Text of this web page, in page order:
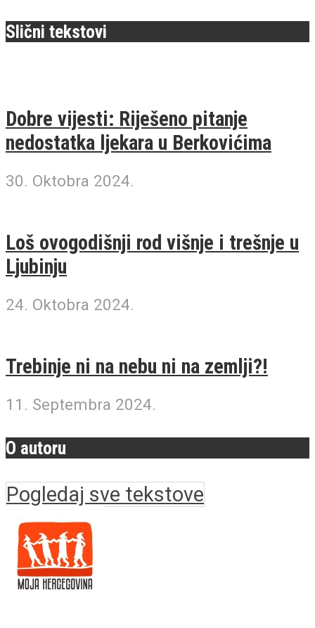
Slični tekstovi
Dobre vijesti: Riješeno pitanje
nedostatka ljekara u Berkovićima
30. Oktobra 2024.
Loš ovogodišnji rod višnje i trešnje u
Ljubinju
24. Oktobra 2024.
Trebinje ni na nebu ni na zemlji?!
11. Septembra 2024.
O autoru
Pogledaj sve tekstove